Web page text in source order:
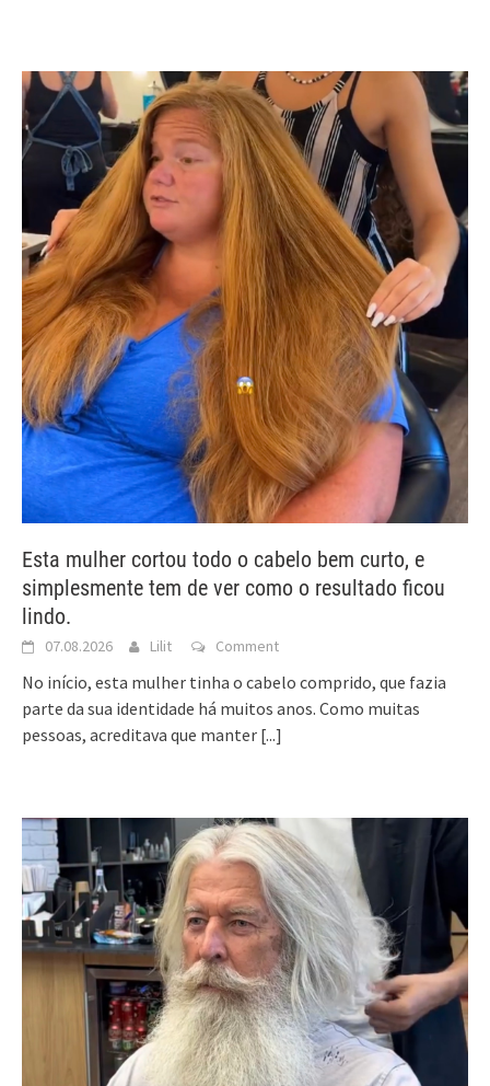
Esta mulher cortou todo o cabelo bem curto, e
simplesmente tem de ver como o resultado ficou
lindo.
07.08.2026 Lilit Comment
No início, esta mulher tinha o cabelo comprido, que fazia
parte da sua identidade há muitos anos. Como muitas
pessoas, acreditava que manter [...]